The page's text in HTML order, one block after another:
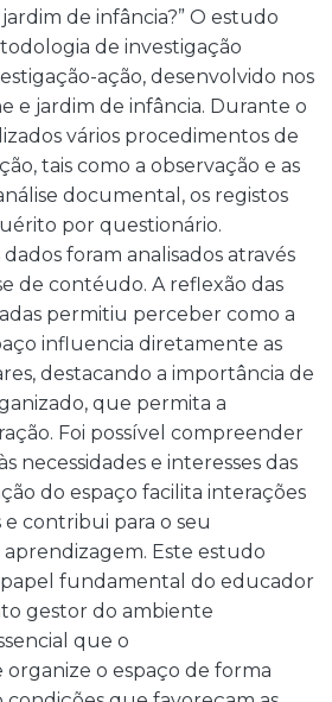
de infância?” O estudo
de investigação
ação, desenvolvido nos
e jardim de infância. Durante o
vários procedimentos de
tais como a observação e as
documental, os registos
por questionário.
foram analisados através
de contéudo. A reflexão das
permitiu perceber como a
influencia diretamente as
destacando a importância de
que permita a
Foi possível compreender
necessidades e interesses das
do espaço facilita interações
e contribui para o seu
Este estudo
fundamental do educador
gestor do ambiente
que o
o espaço de forma